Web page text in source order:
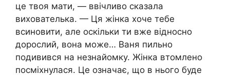
це твоя мати, — ввічливо сказала
вихователька. — Ця жінка хоче тебе
всиновити, але оскільки ти вже відносно
дорослий, вона може… Ваня пильно
подивився на незнайомку. Жінка втомлено
посміхнулася. Це означає, що в нього буде